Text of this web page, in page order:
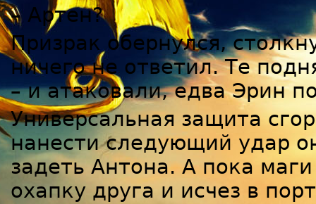
– Артен?
Призрак обернулся,
ничего не ответил. Те
– и атаковали, едва Эрин
Универсальная защита
нанести следующий удар
задеть Антона. А пока
охапку друга и исчез в